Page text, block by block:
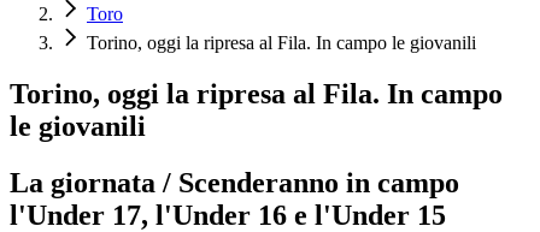
Toro
Torino, oggi la ripresa al Fila. In campo le giovanili
Torino, oggi la ripresa al Fila. In campo
le giovanili
La giornata / Scenderanno in campo
l'Under 17, l'Under 16 e l'Under 15